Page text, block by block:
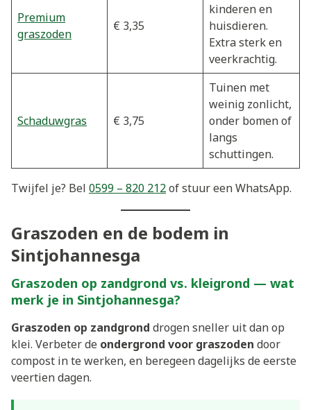
Premium
graszoden
€ 3,35
kinderen en
huisdieren.
Extra sterk en
veerkrachtig.
Schaduwgras € 3,75
Tuinen met
weinig zonlicht,
onder bomen of
langs
schuttingen.
Twijfel je? Bel 0599 – 820 212of stuur een WhatsApp.
Graszoden en de bodem in
Sintjohannesga
Graszoden op zandgrond vs. kleigrond — wat
merk je in Sintjohannesga?
Graszoden op zandgrond drogen sneller uit dan op
klei. Verbeter de ondergrond voor graszoden door
compost in te werken, en beregeen dagelijks de eerste
veertien dagen.